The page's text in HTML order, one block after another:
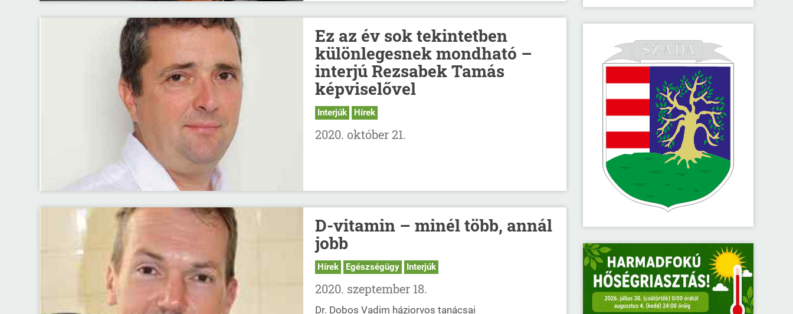
Ez az év sok tekintetben
különlegesnek mondható –
interjú Rezsabek Tamás
képviselővel
Interjúk Hírek
2020. október 21.
D-vitamin – minél több, annál
jobb
Hírek Egészségügy Interjúk
2020. szeptember 18.
Dr. Dobos Vadim háziorvos tanácsai